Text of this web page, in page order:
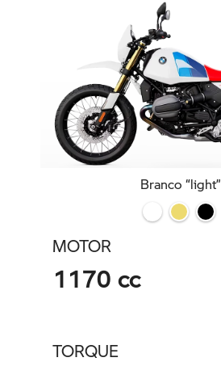
Branco “light”
MOTOR
1170 cc
TORQUE